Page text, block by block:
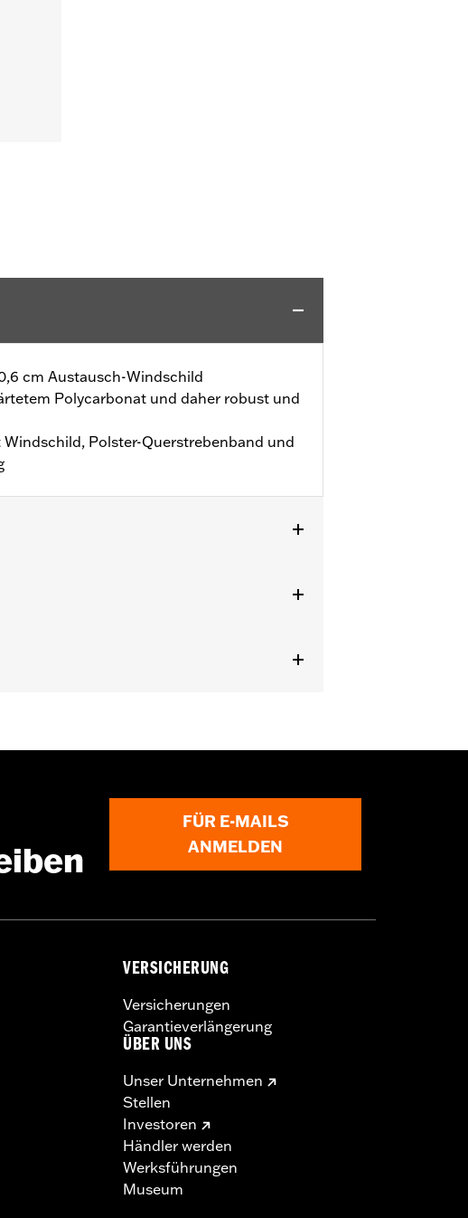
cm Austausch-Windschild
Polycarbonat und daher robust und
Polster-Querstrebenband und
FÜR E-MAILS
ANMELDEN
VERSICHERUNG
Versicherungen
Garantieverlängerung
ÜBER UNS
Unser Unternehmen
Stellen
Investoren
Händler werden
Werksführungen
Museum